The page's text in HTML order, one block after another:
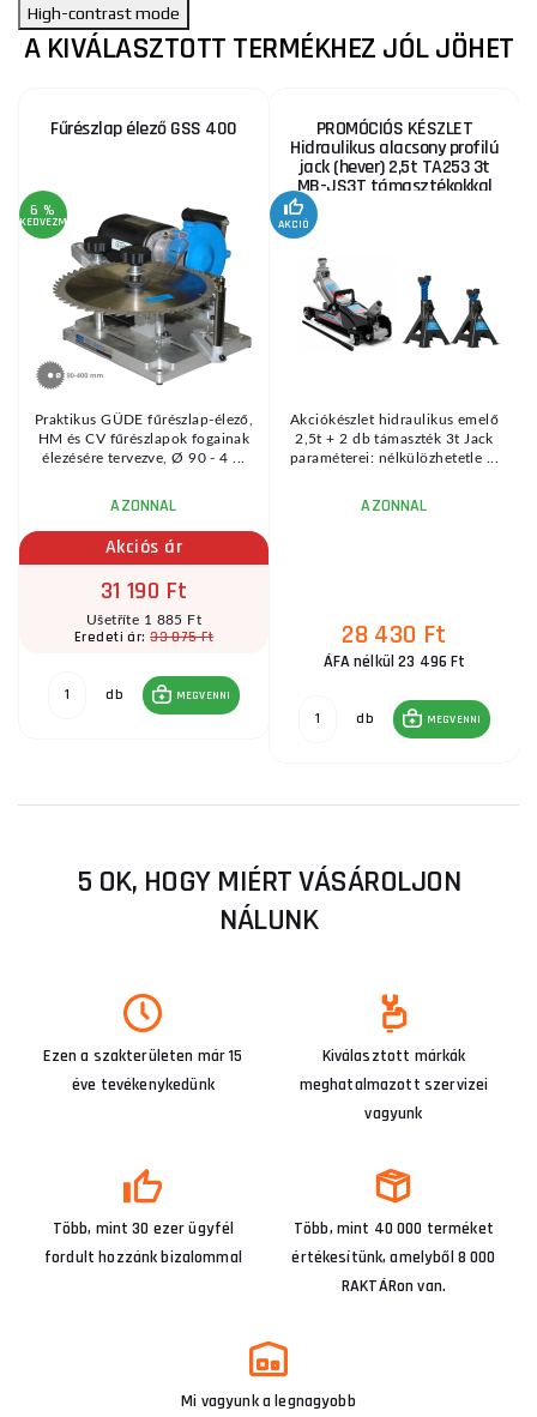
High-contrast mode
A KIVÁLASZTOTT TERMÉKHEZ JÓL JÖHET
Fűrészlap élező GSS 400
6 %
KEDVEZMÉNY
Praktikus GÜDE fűrészlap-élező,
HM és CV fűrészlapok fogainak
élezésére tervezve, Ø 90 - 4 ...
AZONNAL
Akciós ár
31 190 Ft
Ušetříte 1 885 Ft
Eredeti ár:33 075 Ft
db MEGVENNI
PROMÓCIÓS KÉSZLET
Hidraulikus alacsony profilú
jack (hever) 2,5t TA253 3t
MB-JS3T támasztékokkal
AKCIÓ
Akciókészlet hidraulikus emelő
2,5t + 2 db támaszték 3t Jack
paraméterei: nélkülözhetetle ...
AZONNAL
28 430 Ft
ÁFA nélkül 23 496 Ft
db MEGVENNI
5 OK, HOGY MIÉRT VÁSÁROLJON
NÁLUNK
Ezen a szakterületen már 15
éve tevékenykedünk
Kiválasztott márkák
meghatalmazott szervizei
vagyunk
Több, mint 30 ezer ügyfél
fordult hozzánk bizalommal
Több, mint 40 000 terméket
értékesítünk, amelyből 8 000
RAKTÁRon van.
Mi vagyunk a legnagyobb